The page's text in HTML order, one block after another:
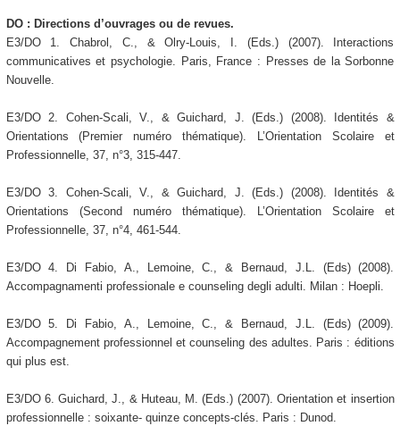
DO : Directions d’ouvrages ou de revues.
E3/DO 1. Chabrol, C., & Olry-Louis, I. (Eds.) (2007). Interactions
communicatives et psychologie. Paris, France : Presses de la Sorbonne
Nouvelle.
E3/DO 2. Cohen-Scali, V., & Guichard, J. (Eds.) (2008). Identités &
Orientations (Premier numéro thématique). L’Orientation Scolaire et
Professionnelle, 37, n°3, 315-447.
E3/DO 3. Cohen-Scali, V., & Guichard, J. (Eds.) (2008). Identités &
Orientations (Second numéro thématique). L’Orientation Scolaire et
Professionnelle, 37, n°4, 461-544.
E3/DO 4. Di Fabio, A., Lemoine, C., & Bernaud, J.L. (Eds) (2008).
Accompagnamenti professionale e counseling degli adulti. Milan : Hoepli.
E3/DO 5. Di Fabio, A., Lemoine, C., & Bernaud, J.L. (Eds) (2009).
Accompagnement professionnel et counseling des adultes. Paris : éditions
qui plus est.
E3/DO 6. Guichard, J., & Huteau, M. (Eds.) (2007). Orientation et insertion
professionnelle : soixante- quinze concepts-clés. Paris : Dunod.